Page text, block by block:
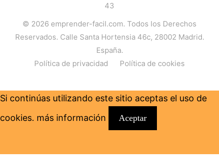
43
© 2026 emprender-facil.com. Todos los Derechos
Reservados. Calle Santa Hortensia 46c, 28002 Madrid.
España.
Política de privacidad
Política de cookies
Si continúas utilizando este sitio aceptas el uso de
cookies. más información Aceptar